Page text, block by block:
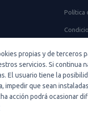
propias y de terceros
servicios. Si continua
El usuario tiene la
impedir que sean
acción podrá ocasionar
Política